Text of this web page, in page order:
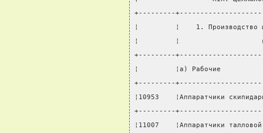
+---------
¦         ¦    1. Производство
¦         ¦
+---------
¦         ¦а) Рабочие
+---------
¦10953    ¦Аппаратчики
+---------
¦11007    ¦Аппаратчики